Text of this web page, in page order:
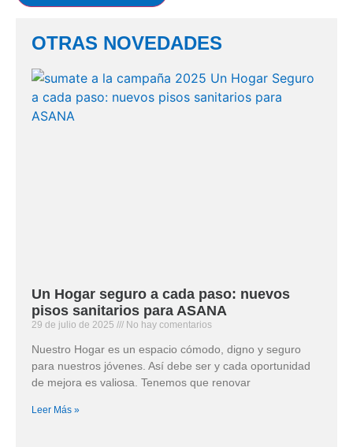
OTRAS NOVEDADES
Un Hogar seguro a cada paso: nuevos
pisos sanitarios para ASANA
29 de julio de 2025 No hay comentarios
Nuestro Hogar es un espacio cómodo, digno y seguro
para nuestros jóvenes. Así debe ser y cada oportunidad
de mejora es valiosa. Tenemos que renovar
Leer Más »